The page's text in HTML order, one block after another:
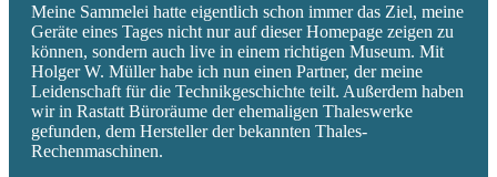
Meine Sammelei hatte eigentlich schon immer das Ziel, meine
Geräte eines Tages nicht nur auf dieser Homepage zeigen zu
können, sondern auch live in einem richtigen Museum. Mit
Holger W. Müller habe ich nun einen Partner, der meine
Leidenschaft für die Technikgeschichte teilt. Außerdem haben
wir in Rastatt Büroräume der ehemaligen Thaleswerke
gefunden, dem Hersteller der bekannten Thales-
Rechenmaschinen.